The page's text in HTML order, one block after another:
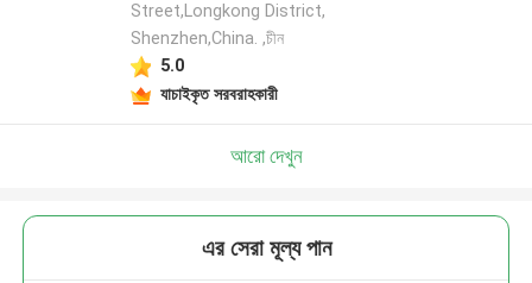
Street,Longkong District,
Shenzhen,China. ,চীন
5.0
যাচাইকৃত সরবরাহকারী
আরো দেখুন
এর সেরা মূল্য পান